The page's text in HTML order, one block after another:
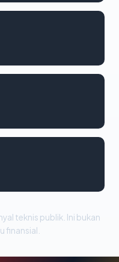
teknis publik. Ini bukan
finansial.